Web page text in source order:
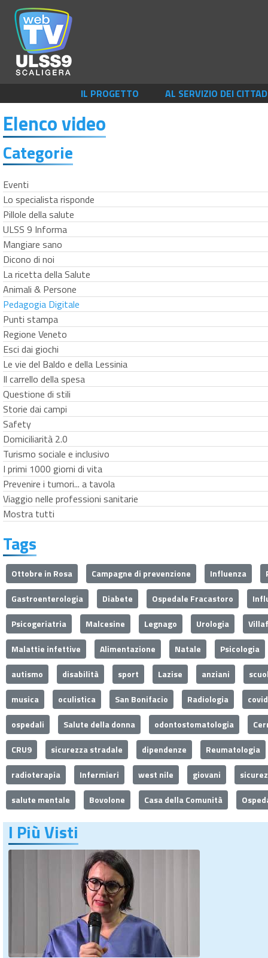
IL PROGETTO AL SERVIZIO DEI
Elenco video
Categorie
Eventi
Lo specialista risponde
Pillole della salute
ULSS 9 Informa
Mangiare sano
Dicono di noi
La ricetta della Salute
Animali & Persone
Pedagogia Digitale
Punti stampa
Regione Veneto
Esci dai giochi
Le vie del Baldo e della Lessinia
Il carrello della spesa
Questione di stili
Storie dai campi
Safety
Domiciliarità 2.0
Turismo sociale e inclusivo
I primi 1000 giorni di vita
Prevenire i tumori... a tavola
Viaggio nelle professioni sanitarie
Mostra tutti
Tags
Ottobre in Rosa Campagne di prevenzione Influenza
Gastroenterologia
Diabete Ospedale Fracastoro
Psicogeriatria
Malcesine Legnago Urologia
Malattie infettive
Alimentazione Natale
Psicologia
autismo
disabilità sport Lazise anziani
musica
oculistica San Bonifacio Radiologia
ospedali
Salute della donna odontostomatologia
CRU9
sicurezza stradale dipendenze
Reumatologia
radioterapia
Infermieri west nile giovani
salute mentale
Bovolone Casa della Comunità
I Più Visti